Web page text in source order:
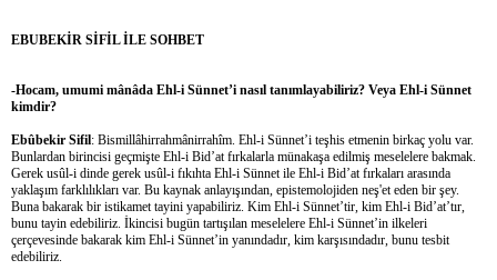
EBUBEKİR SİFİL İLE SOHBET
-Hocam, umumi mânâda Ehl-i Sünnet’i nasıl tanımlayabiliriz? Veya Ehl-i Sünnet
kimdir?
Ebûbekir Sifil: Bismillâhirrahmânirrahîm. Ehl-i Sünnet’i teşhis etmenin birkaç yolu var.
Bunlardan birincisi geçmişte Ehl-i Bid’at fırkalarla münakaşa edilmiş meselelere bakmak.
Gerek usûl-i dinde gerek usûl-i fıkıhta Ehl-i Sünnet ile Ehl-i Bid’at fırkaları arasında
yaklaşım farklılıkları var. Bu kaynak anlayışından, epistemolojiden neş'et eden bir şey.
Buna bakarak bir istikamet tayini yapabiliriz. Kim Ehl-i Sünnet’tir, kim Ehl-i Bid’at’tır,
bunu tayin edebiliriz. İkincisi bugün tartışılan meselelere Ehl-i Sünnet’in ilkeleri
çerçevesinde bakarak kim Ehl-i Sünnet’in yanındadır, kim karşısındadır, bunu tesbit
edebiliriz.